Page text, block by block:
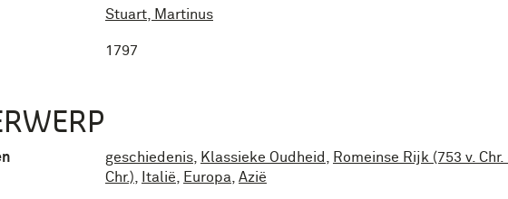
Stuart, Martinus
1797
geschiedenis Klassieke Oudheid
Romeinse Rijk (753 v. Chr.
Chr.)
Italië Europa Azië